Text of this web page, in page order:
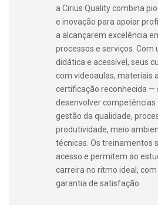
a Cirius Quality combina
e inovação para apoiar
a alcançarem excelência
processos e serviços. Com
didática e acessível, seus
com videoaulas, materiais
certificação reconhecida —
desenvolver competências
gestão da qualidade,
produtividade, meio
técnicas. Os treinamentos
acesso e permitem ao
carreira no ritmo ideal,
garantia de satisfação.